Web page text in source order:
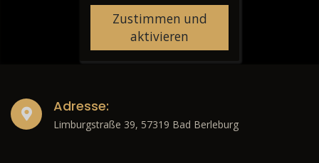
Zustimmen und
aktivieren
Adresse:
Limburgstraße 39, 57319 Bad Berleburg